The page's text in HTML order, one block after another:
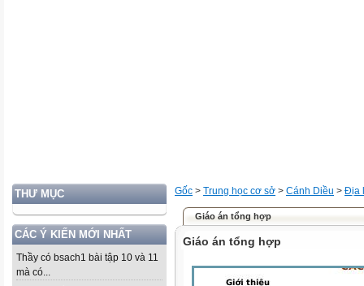
THƯ MỤC
CÁC Ý KIẾN MỚI NHẤT
Thầy có bsach1 bài tập 10 và 11
mà có...
Gốc > Trung học cơ sở > Cánh Diều > Địa
Giáo án tổng hợp
Giáo án tổng hợp